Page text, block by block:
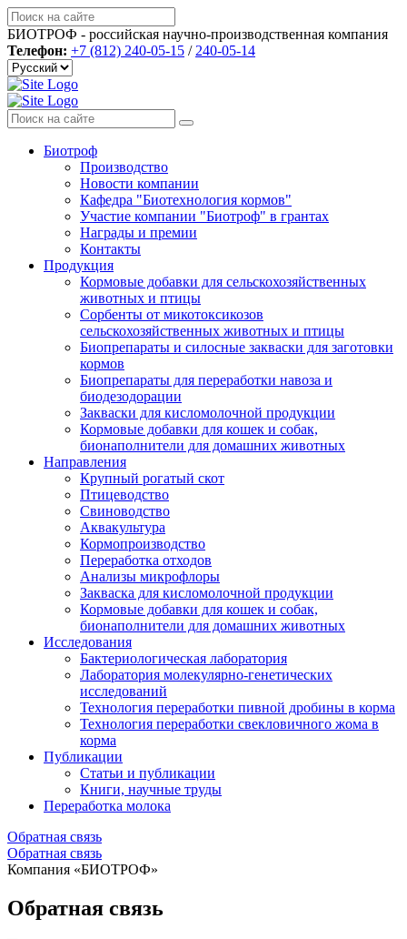
БИОТРОФ - российская научно-производственная компания
Телефон: +7 (812) 240-05-15 / 240-05-14
Биотроф
Производство
Новости компании
Кафедра "Биотехнология кормов"
Участие компании "Биотроф" в грантах
Награды и премии
Контакты
Продукция
Кормовые добавки для сельскохозяйственных
животных и птицы
Сорбенты от микотоксикозов
сельскохозяйственных животных и птицы
Биопрепараты и силосные закваски для заготовки
кормов
Биопрепараты для переработки навоза и
биодезодорации
Закваски для кисломолочной продукции
Кормовые добавки для кошек и собак,
бионаполнители для домашних животных
Направления
Крупный рогатый скот
Птицеводство
Свиноводство
Аквакультура
Кормопроизводство
Переработка отходов
Анализы микрофлоры
Закваска для кисломолочной продукции
Кормовые добавки для кошек и собак,
бионаполнители для домашних животных
Исследования
Бактериологическая лаборатория
Лаборатория молекулярно-генетических
исследований
Технология переработки пивной дробины в корма
Технология переработки свекловичного жома в
корма
Публикации
Статьи и публикации
Книги, научные труды
Переработка молока
Обратная связь
Обратная связь
Компания «БИОТРОФ»
Обратная связь